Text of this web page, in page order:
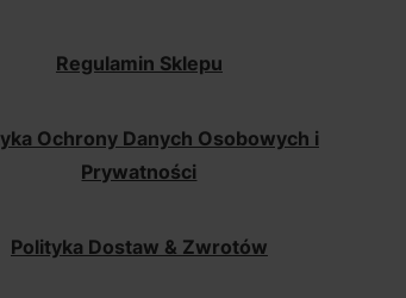
Regulamin Sklepu
Ochrony Danych Osobowych i
Prywatności
Polityka Dostaw & Zwrotów